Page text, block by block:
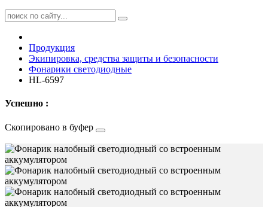
Продукция
Экипировка, средства защиты и безопасности
Фонарики светодиодные
HL-6597
Успешно :
Скопировано в буфер